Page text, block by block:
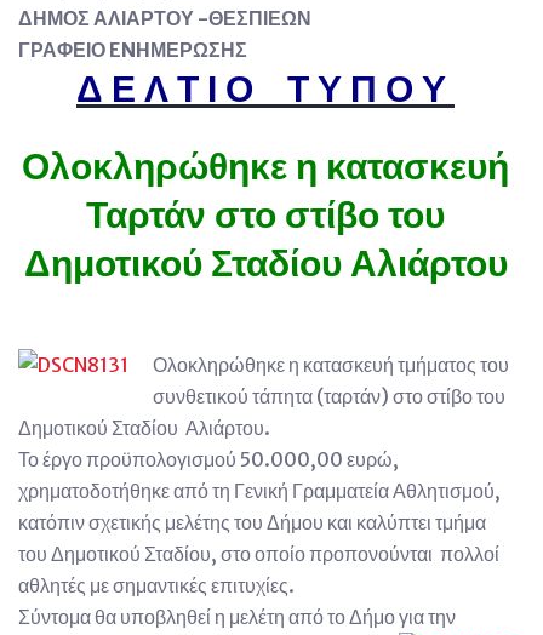
ΔΗΜΟΣ ΑΛΙΑΡΤΟΥ -ΘΕΣΠΙΕΩΝ
ΓΡΑΦΕΙΟ ENHΜΕΡΩΣΗΣ
Δ Ε Λ Τ Ι Ο Τ Υ Π Ο Υ
Ολοκληρώθηκε η κατασκευή
Ταρτάν στο στίβο του
Δημοτικού Σταδίου Αλιάρτου
Ολοκληρώθηκε η κατασκευή τμήματος του
συνθετικού τάπητα (ταρτάν) στο στίβο του
Δημοτικού Σταδίου Αλιάρτου.
Το έργο προϋπολογισμού 50.000,00 ευρώ,
χρηματοδοτήθηκε από τη Γενική Γραμματεία Αθλητισμού,
κατόπιν σχετικής μελέτης του Δήμου και καλύπτει τμήμα
του Δημοτικού Σταδίου, στο οποίο προπονούνται πολλοί
αθλητές με σημαντικές επιτυχίες.
Σύντομα θα υποβληθεί η μελέτη από το Δήμο για την